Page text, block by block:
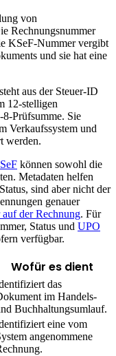
von
Rechnungsnummer
KSeF-Nummer vergibt
und sie hat eine
aus der Steuer-ID
12-stelligen
Prüfsumme. Sie
Verkaufssystem und
werden.
können sowohl die
Metadaten helfen
sind aber nicht der
genauer
der Rechnung. Für
Status und UPO
verfügbar.
Wofür es dient
das
im Handels-
Buchhaltungsumlauf.
eine vom
angenommene